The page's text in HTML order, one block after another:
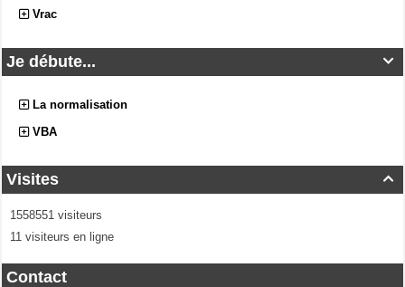
Vrac

Je débute...
La normalisation
VBA

Visites
1558551 visiteurs
11 visiteurs en ligne
Contact